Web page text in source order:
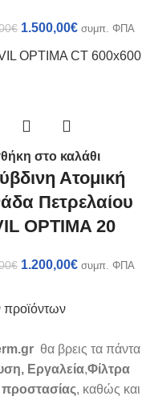
€ 1.500,00€ συμπ. ΦΠΑ
στο καλάθι
Ατομική
Πετρελαίου
OPTIMA 20
€ 1.200,00€ συμπ. ΦΠΑ
θα βρεις τα πάντα
Εργαλεία,Φίλτρα
προστασίας, καθώς και